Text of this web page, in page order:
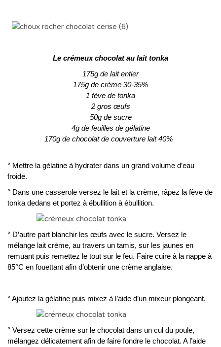
Le crémeux chocolat au lait tonka
175g de lait entier
175g de crème 30-35%
1 fève de tonka
2 gros œufs
50g de sucre
4g de feuilles de gélatine
170g de chocolat de couverture lait 40%
° Mettre la gélatine à hydrater dans un grand volume d’eau
froide.
° Dans une casserole versez le lait et la crème, râpez la fève de
tonka dedans et portez à ébullition à ébullition.
° D’autre part blanchir les œufs avec le sucre. Versez le
mélange lait crème, au travers un tamis, sur les jaunes en
remuant puis remettez le tout sur le feu. Faire cuire à la nappe à
85°C en fouettant afin d’obtenir une crème anglaise.
° Ajoutez la gélatine puis mixez à l’aide d’un mixeur plongeant.
° Versez cette crème sur le chocolat dans un cul du poule,
mélangez délicatement afin de faire fondre le chocolat. A l’aide